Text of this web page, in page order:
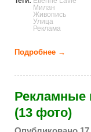
Милан
Живопись
Улица
Реклама
Подробнее →
Рекламные
(13 фото)